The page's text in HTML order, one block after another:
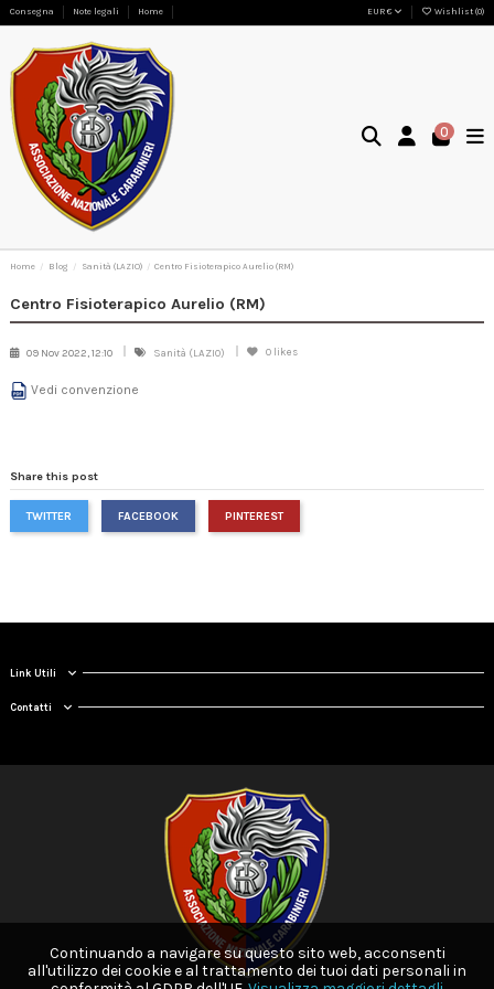
Consegna Note legali Home EUR € Wishlist (0)
0
Home Blog Sanità (LAZIO) Centro Fisioterapico Aurelio (RM)
Centro Fisioterapico Aurelio (RM)
09 Nov 2022, 12:10 Sanità (LAZIO) 0 likes
Vedi convenzione
Share this post
TWITTER FACEBOOK PINTEREST
Link Utili
Contatti
Continuando a navigare su questo sito web, acconsenti
all'utilizzo dei cookie e al trattamento dei tuoi dati personali in